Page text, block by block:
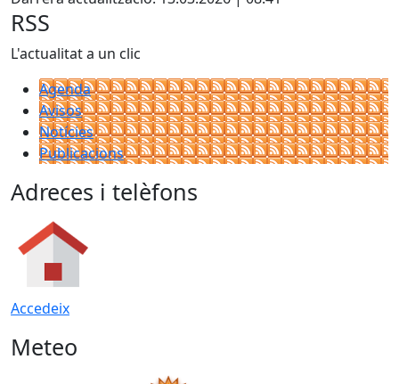
RSS
L'actualitat a un clic
Agenda
Avisos
Notícies
Publicacions
Adreces i telèfons
Accedeix
Meteo